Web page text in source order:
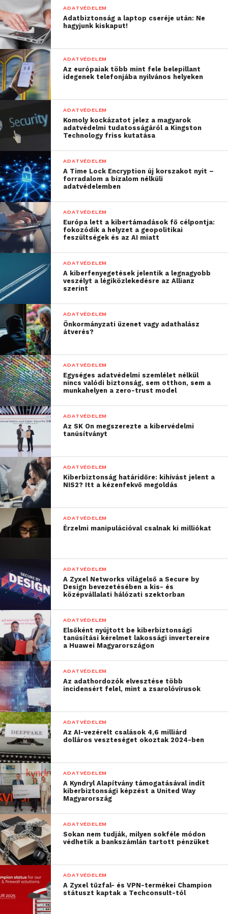
a hálózati adattárolókat (NAS-okat). Ezért ezek
rendszeres frissítésére, biztonságos konfigurálására,
valamint szigorú hozzáférésszabályozására is nagy
szükség van.
A ReasonLabs szerint 2021-ben a legtöbb problémát
a trójai és adatlopó károkozók jelentették, amelyeket
a reklámprogramok, valamint a kéretlenül telepített,
kriptobányász alkalmazások követtek. A biztonsági
kutatók úgy látják, hogy e tekintetben idén sem
várható jelentősebb változás, ugyanakkor az
elkövetők módszereiben biztosan lesznek eltérések.
Az egyik ilyen, hogy a Microsoft által bevezetendő,
Office alkalmazásokat érintő szigorúbb
makróhasználat miatt a csalók vélhetőleg az
eddigieknél intenzívebben fogják terjeszteni a
nemkívánatos kódjaikat hamis weboldalakon vagy
közösségi szolgáltatásokon keresztül. Ebből a
szempontból a YouTube és egyes azonnali
üzenetküldő megoldások is előtérbe kerülhetnek.
A kirajzolódó trendeket nemcsak a védelmi
technológiák fejlesztőinek kell lekövetniük, hanem
a felhasználóknak is. Mivel a csalások zöme továbbra
is épít az emberi tényezőkre, ezért a
biztonságtudatosság fokozása nélkülözhetetlen a
kockázatok kellő szintű csökkentéséhez.
Forrás:Biztonságportál
ADATVÉDELEM
Adatbiztonság a laptop cseréje után: Ne
hagyjunk kiskaput!
ADATVÉDELEM
Az európaiak több mint fele belepillant
idegenek telefonjába nyilvános helyeken
ADATVÉDELEM
Komoly kockázatot jelez a magyarok
adatvédelmi tudatosságáról a Kingston
Technology friss kutatása
ADATVÉDELEM
A Time Lock Encryption új korszakot nyit –
forradalom a bizalom nélküli
adatvédelemben
ADATVÉDELEM
Európa lett a kibertámadások fő célpontja:
fokozódik a helyzet a geopolitikai
feszültségek és az AI miatt
ADATVÉDELEM
A kiberfenyegetések jelentik a legnagyobb
veszélyt a légiközlekedésre az Allianz
szerint
ADATVÉDELEM
Önkormányzati üzenet vagy adathalász
átverés?
ADATVÉDELEM
Egységes adatvédelmi szemlélet nélkül
nincs valódi biztonság, sem otthon, sem a
munkahelyen a zero-trust model
ADATVÉDELEM
Az SK On megszerezte a kibervédelmi
tanúsítványt
ADATVÉDELEM
Kiberbiztonság határidőre: kihívást jelent a
NIS2? Itt a kézenfekvő megoldás
ADATVÉDELEM
Érzelmi manipulációval csalnak ki milliókat
ADATVÉDELEM
A Zyxel Networks világelső a Secure by
Design bevezetésében a kis- és
középvállalati hálózati szektorban
ADATVÉDELEM
Elsőként nyújtott be kiberbiztonsági
tanúsítási kérelmet lakossági invertereire
a Huawei Magyarországon
ADATVÉDELEM
Az adathordozók elvesztése több
incidensért felel, mint a zsarolóvírusok
ADATVÉDELEM
Az AI-vezérelt csalások 4,6 milliárd
dolláros veszteséget okoztak 2024-ben
ADATVÉDELEM
A Kyndryl Alapítvány támogatásával indít
kiberbiztonsági képzést a United Way
Magyarország
ADATVÉDELEM
Sokan nem tudják, milyen sokféle módon
védhetik a bankszámlán tartott pénzüket
ADATVÉDELEM
A Zyxel tűzfal- és VPN-termékei Champion
státuszt kaptak a Techconsult-tól